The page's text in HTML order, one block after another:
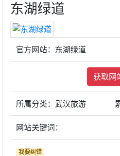
东湖绿道
官方网站：东湖绿道
获取网
所属分类：武汉旅游
网站关键词：
我要纠错